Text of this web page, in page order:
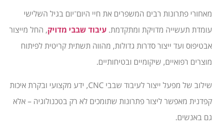
מאחורי פתרונות רבים המשפרים את חיי היום־יום בגיל השלישי
עומדת תעשייה מדויקת ומתקדמת. עיבוד שבבי מדויק, החל מייצור
אבטיפוס ועד ייצור סדרות גדולות, מהווה תשתית קריטית לפיתוח
מוצרים רפואיים, שיקומיים ובטיחותיים.
שילוב של מפעל ייצור לעיבוד שבבי CNC, ידע מקצועי ובקרת איכות
קפדנית מאפשר ליצור פתרונות שתומכים לא רק בטכנולוגיה – אלא
גם באנשים.